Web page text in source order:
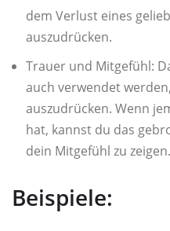
dem Verlust eines
auszudrücken.
Trauer und Mitgefühl:
auch verwendet
auszudrücken. Wenn
hat, kannst du das
dein Mitgefühl zu zeigen.
Beispiele: